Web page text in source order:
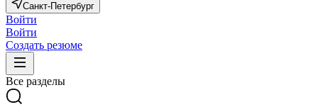
Санкт-Петербург
Войти
Войти
Создать резюме
Все разделы